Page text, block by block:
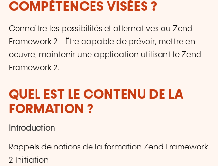
COMPÉTENCES VISÉES ?
Connaître les possibilités et alternatives au Zend
Framework 2 - Être capable de prévoir, mettre en
oeuvre, maintenir une application utilisant le Zend
Framework 2.
QUEL EST LE CONTENU DE LA
FORMATION ?
Introduction
Rappels de notions de la formation Zend Framework
2 Initiation